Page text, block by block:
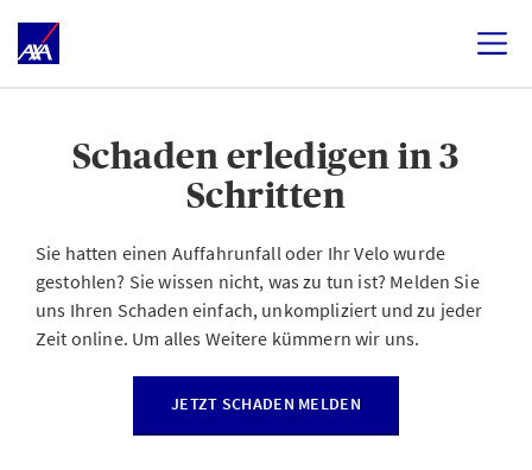
Schaden erledigen in 3
Schritten
Sie hatten einen Auffahrunfall oder Ihr Velo wurde
gestohlen? Sie wissen nicht, was zu tun ist? Melden Sie
uns Ihren Schaden einfach, unkompliziert und zu jeder
Zeit online. Um alles Weitere kümmern wir uns.
JETZT SCHADEN MELDEN